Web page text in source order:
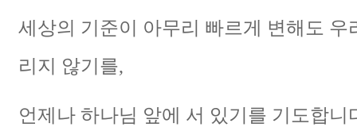
세상의 기준이 아무리 빠르게 변해도 우
리지 않기를,
언제나 하나님 앞에 서 있기를 기도합니